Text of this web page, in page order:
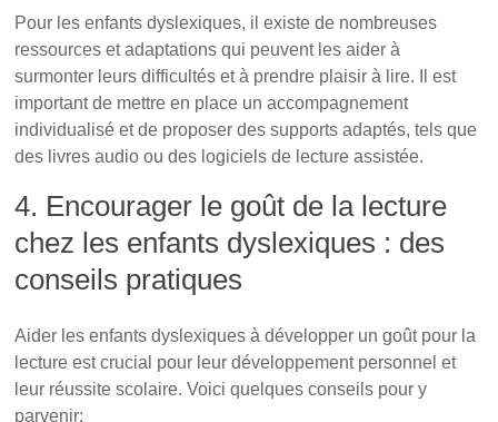
Pour les enfants dyslexiques, il existe de nombreuses
ressources et adaptations qui peuvent les aider à
surmonter leurs difficultés et à prendre plaisir à lire. Il est
important de mettre en place un accompagnement
individualisé et de proposer des supports adaptés, tels que
des livres audio ou des logiciels de lecture assistée.
4. Encourager le goût de la lecture
chez les enfants dyslexiques : des
conseils pratiques
Aider les enfants dyslexiques à développer un goût pour la
lecture est crucial pour leur développement personnel et
leur réussite scolaire. Voici quelques conseils pour y
parvenir: